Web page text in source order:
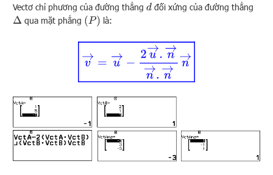
Vectơ chỉ phương của đường thẳngd đối xứng của đường thẳng
Δ qua mặt phẳng (P) là:
v→=u→−2u→.n→n→.n→